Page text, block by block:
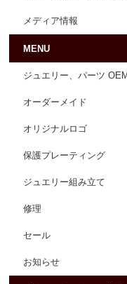
メディア情報
MENU
ジュエリー、パーツ OEM
オーダーメイド
オリジナルロゴ
保護プレーティング
ジュエリー組み立て
修理
セール
お知らせ